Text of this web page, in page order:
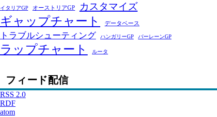
イタリアGP オーストリアGP カスタマイズ
ギャップチャート データベース
トラブルシューティング ハンガリーGP バーレーンGP
ラップチャート ルータ
フィード配信
RSS 2.0
RDF
atom